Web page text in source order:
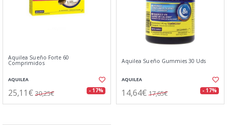
Aquilea Sueño Forte 60
Comprimidos
AQUILEA
25,11€ 30,25€ - 17%
Aquilea Sueño Gummies 30 Uds
AQUILEA
14,64€ 17,65€ - 17%